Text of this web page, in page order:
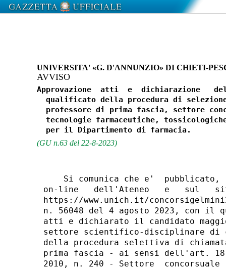
UNIVERSITA' «G. D'ANNUNZIO» DI CHIETI-
AVVISO
Approvazione  atti  e  dichiarazione   del
qualificato della procedura di
professore di prima fascia, settore
tecnologie farmaceutiche,
(GU n.63 del 22-8-2023)
Si comunica che e'  pubblicato,
on-line   dell'Ateneo   e   sul
https://www.unich.it/
n. 56048 del 4 agosto 2023, con
atti e dichiarato il candidato
settore scientifico-disciplinare di
della procedura selettiva di
prima fascia - ai sensi dell'art. 18,
2010, n. 240 - Settore